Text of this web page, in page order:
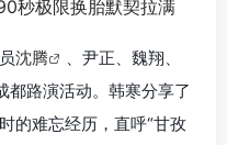
沈腾
、尹正、魏翔、
都路演活动。韩寒分享了
的难忘经历，直呼“甘孜